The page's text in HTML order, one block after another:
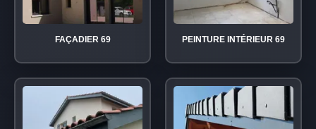
FAÇADIER 69 PEINTURE INTÉRIEUR 69